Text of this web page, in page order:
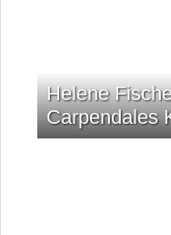
Helene
Carpendales